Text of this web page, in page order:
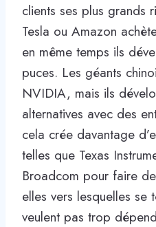
clients ses plus grands
Tesla ou Amazon
en même temps ils
puces. Les géants
NVIDIA, mais ils
alternatives avec des
cela crée davantage
telles que Texas
Broadcom pour faire
elles vers lesquelles se
veulent pas trop